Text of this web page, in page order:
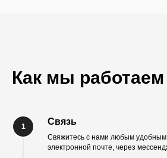
Как мы работаем
Связь
Свяжитесь с нами любым
электронной почте, через